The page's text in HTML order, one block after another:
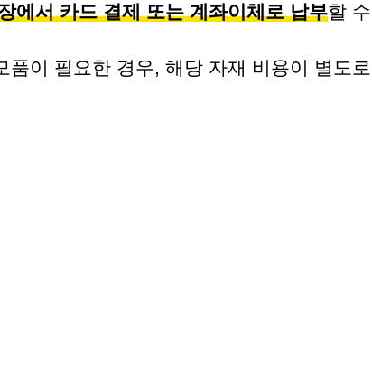
에서 카드 결제 또는 계좌이체로 납부할
품이 필요한 경우, 해당 자재 비용이 별도